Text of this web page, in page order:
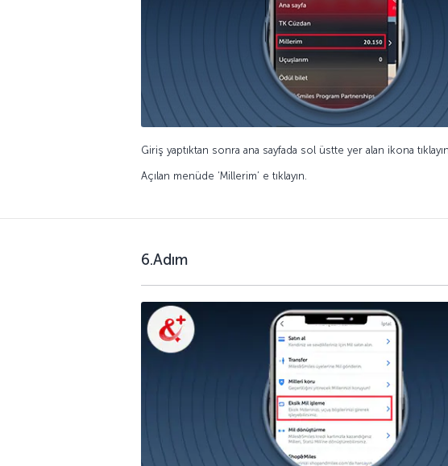
Giriş yaptıktan sonra ana sayfada sol üstte yer alan ikona tıklayın.
Açılan menüde ‘Millerim’ e tıklayın.
6.Adım